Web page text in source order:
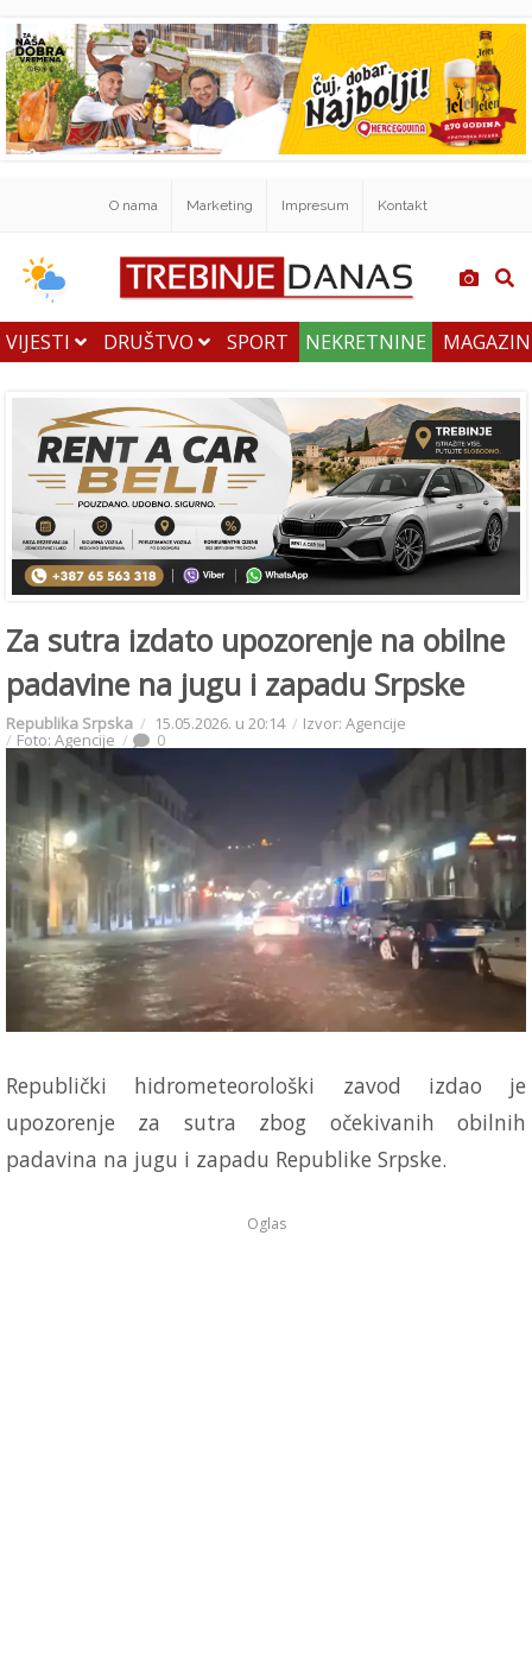
O nama Marketing Impresum Kontakt
VIJESTI DRUŠTVO SPORT NEKRETNINE
Za sutra izdato upozorenje na obilne
padavine na jugu i zapadu Srpske
Republika Srpska 15.05.2026. u 20:14 Izvor: Agencije
Foto: Agencije 0
Republički hidrometeorološki zavod izdao je
upozorenje za sutra zbog očekivanih obilnih
padavina na jugu i zapadu Republike Srpske.
Oglas